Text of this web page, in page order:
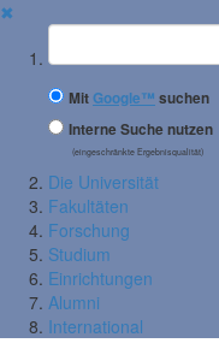
✖
Suchbegriff
MitGoogle™ suchen
Interne Suche nutzen
(eingeschränkte Ergebnisqualität)
Die Universität
Fakultäten
Forschung
Studium
Einrichtungen
Alumni
International